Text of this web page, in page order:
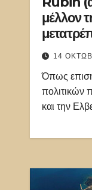
μέλλον
όργανο
14
Όπως
πολιτικών
και την